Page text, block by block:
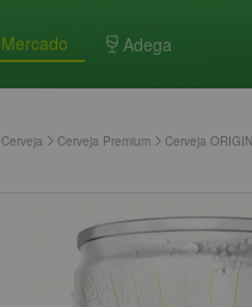
Mercado Adega
Cerveja Cerveja Premium Cerveja